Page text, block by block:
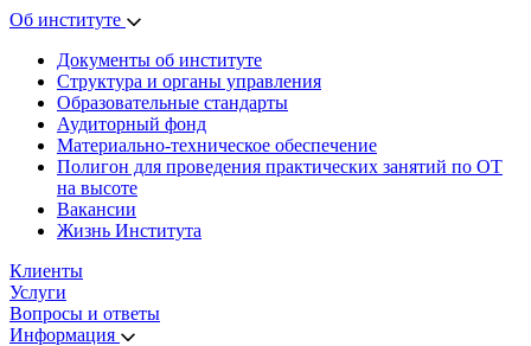
Об институте
Документы об институте
Структура и органы управления
Образовательные стандарты
Аудиторный фонд
Материально-техническое обеспечение
Полигон для проведения практических занятий по ОТ
на высоте
Вакансии
Жизнь Института
Клиенты
Услуги
Вопросы и ответы
Информация